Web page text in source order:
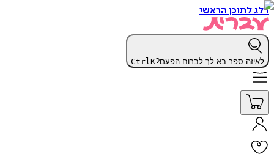
דלג לתוכן הראשי
לאיזה ספר בא לך לברוח הפעם? CtrlK